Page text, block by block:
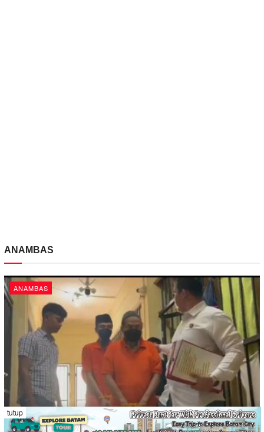
ANAMBAS
ANAMBAS
Tahap II, Tiga Diduga Pelaku Korupsi Proyek
tutup